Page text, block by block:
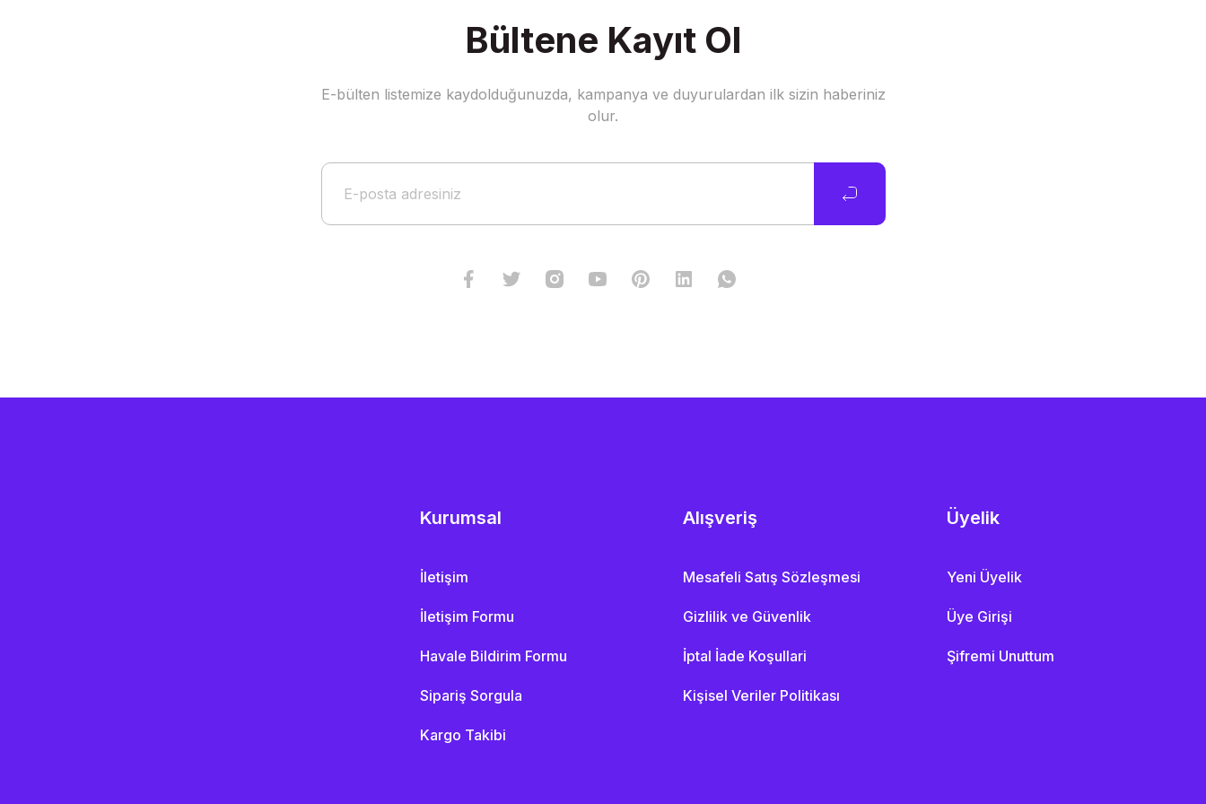
Gönder
Bültene Kayıt Ol
E-bülten listemize kaydolduğunuzda, kampanya ve duyurulardan ilk sizin haberiniz
olur.
Kurumsal
İletişim
İletişim Formu
Havale Bildirim Formu
Sipariş Sorgula
Kargo Takibi
Alışveriş
Mesafeli Satış Sözleşmesi
Gizlilik ve Güvenlik
İptal İade Koşullari
Kişisel Veriler Politikası
Üyelik
Yeni Üyelik
Üye Girişi
Şifremi Unuttum